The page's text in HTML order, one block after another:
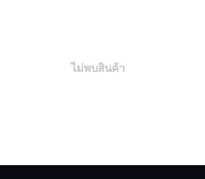
ไม่พบสินค้า